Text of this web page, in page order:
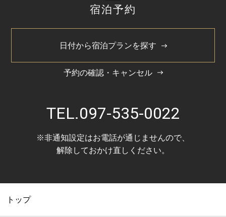
宿泊予約
日付から宿泊プランを探す
予約の確認・キャンセル
TEL.097-535-0022
※非通知設定はお電話が通じませんので、
解除しておかけ直しください。
トップ